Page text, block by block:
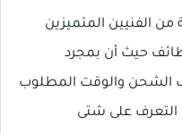
الفنيين المتميزين
حيث أن بمجرد
الشحن والوقت المطلوب
على شتى